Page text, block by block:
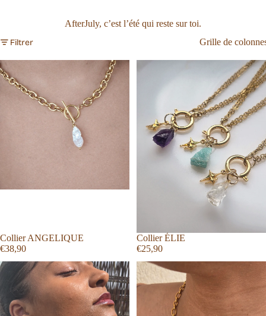
AfterJuly, c’est l’été qui reste sur toi.
Filtrer
Grille de
Collier ANGELIQUE
€38,90
Collier ÉLIE
€25,90